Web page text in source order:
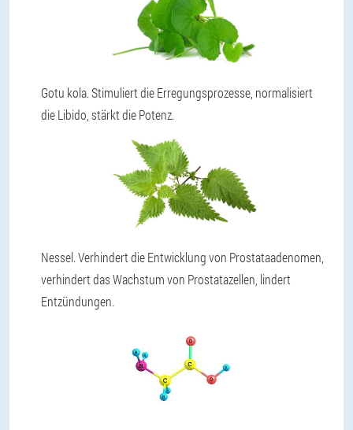
Gotu kola. Stimuliert die Erregungsprozesse, normalisiert
die Libido, stärkt die Potenz.
Nessel. Verhindert die Entwicklung von Prostataadenomen,
verhindert das Wachstum von Prostatazellen, lindert
Entzündungen.